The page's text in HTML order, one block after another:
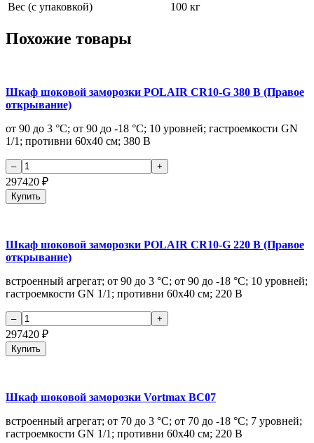
Вес (с упаковкой)
100 кг
Похожие товары
Шкаф шоковой заморозки POLAIR CR10-G 380 В (Правое
открывание)
от 90 до 3 °С; от 90 до -18 °С; 10 уровней; гастроемкости GN
1/1; противни 60х40 см; 380 В
297420 ₽
Купить
Шкаф шоковой заморозки POLAIR CR10-G 220 В (Правое
открывание)
встроенный агрегат; от 90 до 3 °С; от 90 до -18 °С; 10 уровней;
гастроемкости GN 1/1; противни 60х40 см; 220 В
297420 ₽
Купить
Шкаф шоковой заморозки Vortmax BC07
встроенный агрегат; от 70 до 3 °С; от 70 до -18 °С; 7 уровней;
гастроемкости GN 1/1; противни 60х40 см; 220 В